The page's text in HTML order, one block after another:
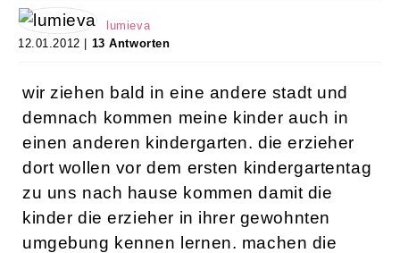
lumieva
12.01.2012 | 13 Antworten
wir ziehen bald in eine andere stadt und
demnach kommen meine kinder auch in
einen anderen kindergarten. die erzieher
dort wollen vor dem ersten kindergartentag
zu uns nach hause kommen damit die
kinder die erzieher in ihrer gewohnten
umgebung kennen lernen. machen die